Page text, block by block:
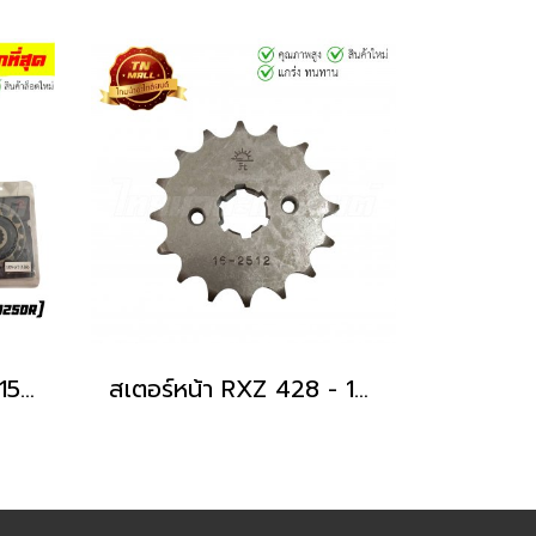
สเตอร์หน้า Ninja250R 1539-14T ยี่ห้อ JTA (ET4-81) สเตอร์หน้า RXZ 428 - 16T ยี่ห้อ JTA